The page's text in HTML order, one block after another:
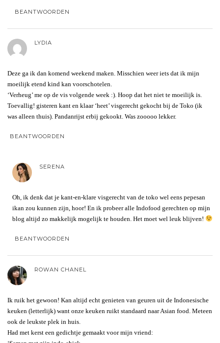
BEANTWOORDEN
LYDIA
Deze ga ik dan komend weekend maken. Misschien weer iets dat ik mijn
moeilijk etend kind kan voorschotelen.
‘Verheug’ me op de vis volgende week :). Hoop dat het niet te moeilijk is.
Toevallig! gisteren kant en klaar ‘heet’ visgerecht gekocht bij de Toko (ik
was alleen thuis). Pandanrijst erbij gekookt. Was zooooo lekker.
BEANTWOORDEN
SERENA
Oh, ik denk dat je kant-en-klare visgerecht van de toko wel eens pepesan
ikan zou kunnen zijn, hoor! En ik probeer alle Indofood gerechten op mijn
blog altijd zo makkelijk mogelijk te houden. Het moet wel leuk blijven!
BEANTWOORDEN
ROWAN CHANEL
Ik ruik het gewoon! Kan altijd echt genieten van geuren uit de Indonesische
keuken (letterlijk) want onze keuken ruikt standaard naar Asian food. Meteen
ook de leukste plek in huis.
Had met kerst een gedichtje gemaakt voor mijn vriend: